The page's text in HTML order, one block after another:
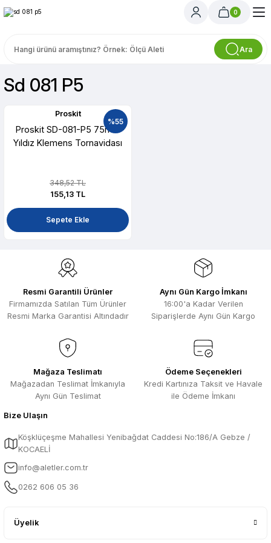
Ara
0
Sd 081 P5
%55
Proskit
Proskit SD-081-P5 75mm
Yıldız Klemens Tornavidası
348,52 TL
155,13 TL
Sepete Ekle
Resmi Garantili Ürünler
Firmamızda Satılan Tüm Ürünler
Resmi Marka Garantisi Altındadır
Aynı Gün Kargo İmkanı
16:00'a Kadar Verilen
Siparişlerde Aynı Gün Kargo
Mağaza Teslimatı
Mağazadan Teslimat İmkanıyla
Aynı Gün Teslimat
Ödeme Seçenekleri
Kredi Kartınıza Taksit ve Havale
ile Ödeme İmkanı
Bize Ulaşın
Köşklüçeşme Mahallesi Yenibağdat Caddesi No:186/A Gebze /
KOCAELİ
info@aletler.com.tr
0262 606 05 36
Üyelik